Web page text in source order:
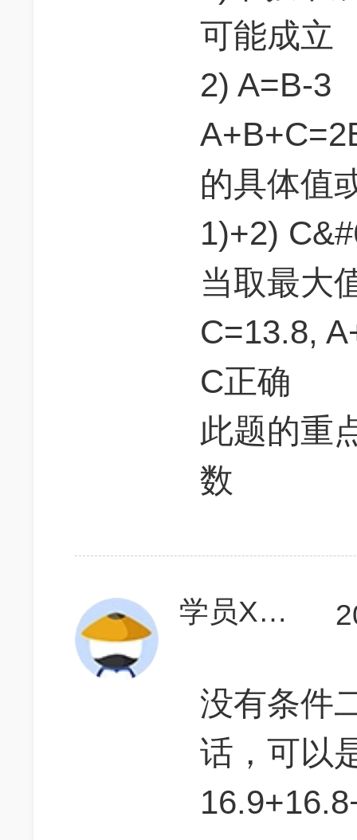
可能成立
2) A=B-3
的具体值
1)+2)
当取最大
C=13.8,
C正确
此题的重
数
学员X6hywl
没有条件
话，可以